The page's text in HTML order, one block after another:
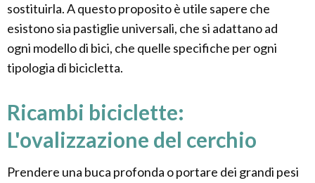
sostituirla. A questo proposito è utile sapere che
esistono sia pastiglie universali, che si adattano ad
ogni modello di bici, che quelle specifiche per ogni
tipologia di bicicletta.
Ricambi biciclette:
L'ovalizzazione del cerchio
Prendere una buca profonda o portare dei grandi pesi